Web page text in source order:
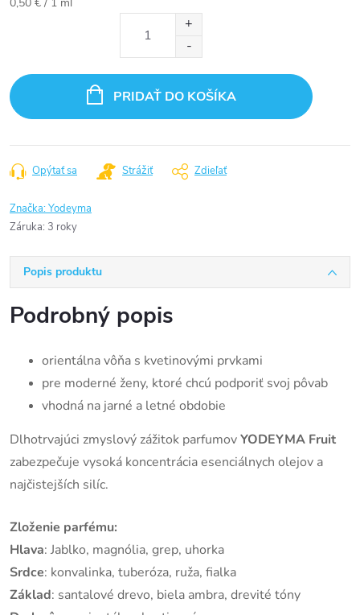
PRIDAŤ DO KOŠÍKA
Opýtať sa Strážiť Zdieľať
Značka:Yodeyma
Záruka: 3 roky
Popis produktu
Podrobný popis
orientálna vôňa s kvetinovými prvkami
pre moderné ženy, ktoré chcú podporiť svoj pôvab
vhodná na jarné a letné obdobie
Dlhotrvajúci zmyslový zážitok parfumovYODEYMA Fruit
zabezpečuje vysoká koncentrácia esenciálnych olejov a
najčistejších silíc.
Zloženie parfému:
Hlava: Jablko, magnólia, grep, uhorka
Srdce: konvalinka, tuberóza, ruža, fialka
Základ: santalové drevo, biela ambra, drevité tóny